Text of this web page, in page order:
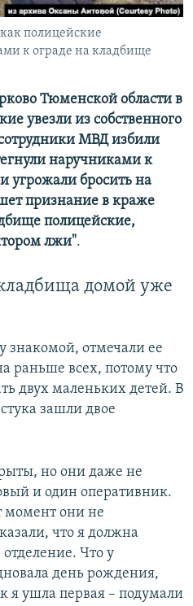
полицейские
к ограде на кладбище
Тюменской области в
увезли из собственного
МВД избили
наручниками к
угрожали бросить на
признание в краже
полицейские,
лжи".
домой уже
знакомой, отмечали ее
раньше всех, потому что
двух маленьких детей. В
зашли двое
но они даже не
и один оперативник.
момент они не
что я должна
Что у
день рождения,
я ушла первая – подумали